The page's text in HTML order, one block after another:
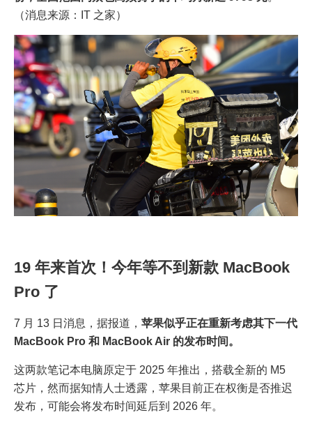
（消息来源：IT 之家）
19 年来首次！今年等不到新款 MacBook
Pro 了
7 月 13 日消息，据报道， 苹果似乎正在重新考虑其下一代
MacBook Pro 和 MacBook Air 的发布时间。
这两款笔记本电脑原定于 2025 年推出，搭载全新的 M5
芯片，然而据知情人士透露，苹果目前正在权衡是否推迟
发布，可能会将发布时间延后到 2026 年。